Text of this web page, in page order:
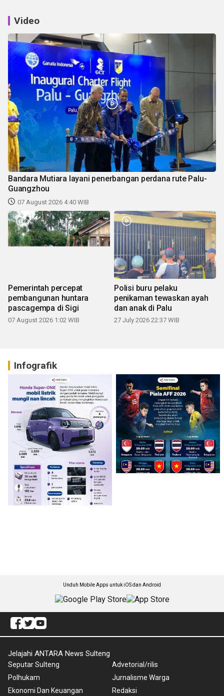
Video
Bandara Mutiara layani penerbangan perdana rute Palu-
Guangzhou
07 August 2026 4:40 WIB
Pemerintah percepat
pembangunan huntara
pascagempa di Sigi
07 August 2026 1:02 WIB
Polisi buru pelaku
penikaman tewaskan ayah
dan anak di Palu
27 July 2026 22:37 WIB
Infografik
Unduh Mobile Apps untuk iOS dan Android
Jelajahi ANTARA News Sulteng
Seputar Sulteng
Polhukam
Ekonomi Dan Keuangan
Advetorial/rilis
Jurnalisme Warga
Redaksi